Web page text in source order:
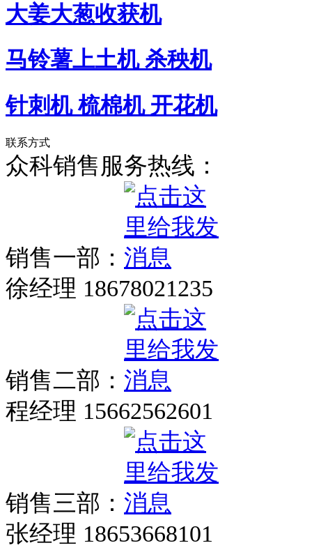
大姜大葱收获机
马铃薯上土机 杀秧机
针刺机 梳棉机 开花机
联系方式
众科销售服务热线：
销售一部：
徐经理 18678021235
销售二部：
程经理 15662562601
销售三部：
张经理 18653668101